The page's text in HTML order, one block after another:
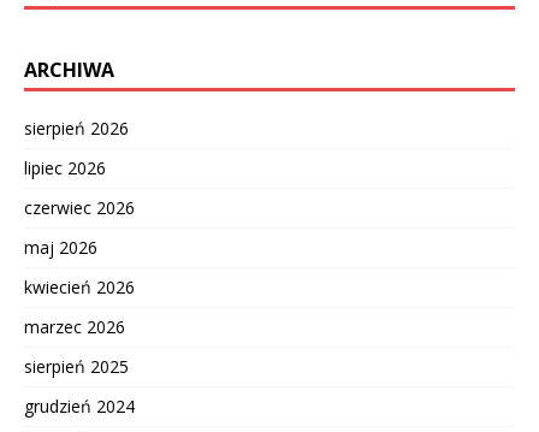
ARCHIWA
sierpień 2026
lipiec 2026
czerwiec 2026
maj 2026
kwiecień 2026
marzec 2026
sierpień 2025
grudzień 2024